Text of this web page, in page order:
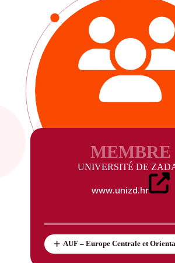
MEMBRE
UNIVERSITÉ DE
www.unizd.hr
AUF – Europe Centrale et